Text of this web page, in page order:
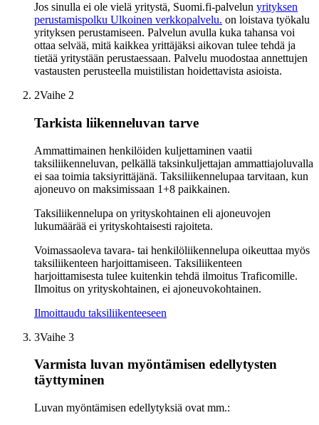
Jos sinulla ei ole vielä yritystä, Suomi.fi-palvelun yrityksen
perustamispolku Ulkoinen verkkopalvelu. on loistava työkalu
yrityksen perustamiseen. Palvelun avulla kuka tahansa voi
ottaa selvää, mitä kaikkea yrittäjäksi aikovan tulee tehdä ja
tietää yritystään perustaessaan. Palvelu muodostaa annettujen
vastausten perusteella muistilistan hoidettavista asioista.
2Vaihe 2
Tarkista liikenneluvan tarve
Ammattimainen henkilöiden kuljettaminen vaatii
taksiliikenneluvan, pelkällä taksinkuljettajan ammattiajoluvalla
ei saa toimia taksiyrittäjänä. Taksiliikennelupaa tarvitaan, kun
ajoneuvo on maksimissaan 1+8 paikkainen.
Taksiliikennelupa on yrityskohtainen eli ajoneuvojen
lukumäärää ei yrityskohtaisesti rajoiteta.
Voimassaoleva tavara- tai henkilöliikennelupa oikeuttaa myös
taksiliikenteen harjoittamiseen. Taksiliikenteen
harjoittamisesta tulee kuitenkin tehdä ilmoitus Traficomille.
Ilmoitus on yrityskohtainen, ei ajoneuvokohtainen.
Ilmoittaudu taksiliikenteeseen
3Vaihe 3
Varmista luvan myöntämisen edellytysten
täyttyminen
Luvan myöntämisen edellytyksiä ovat mm.: